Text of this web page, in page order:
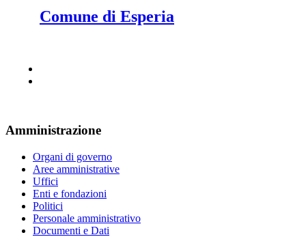
Comune di Esperia
Amministrazione
Organi di governo
Aree amministrative
Uffici
Enti e fondazioni
Politici
Personale amministrativo
Documenti e Dati